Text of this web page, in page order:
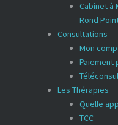
Cabinet à
Rond
Consultations
Mon
Paiement
Les Thérapies
Quelle
TCC